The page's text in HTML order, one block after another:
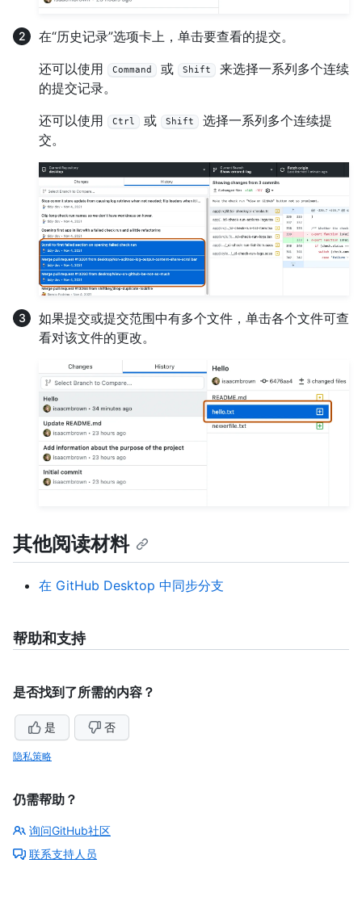
在“历史记录”选项卡上，单击要查看的提交。
还可以使用
Command 或 Shift
来选择一系列多个连续
的提交记录。
还可以使用
Ctrl 或 Shift
选择一系列多个连续提
交。
如果提交或提交范围中有多个文件，单击各个文件可查
看对该文件的更改。
其他阅读材料
在 GitHub Desktop 中同步分支
帮助和支持
是否找到了所需的内容？
是 否
隐私策略
仍需帮助？
询问GitHub社区
联系支持人员